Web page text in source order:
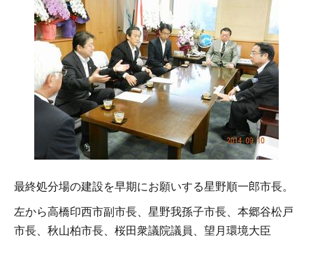
最終処分場の建設を早期にお願いする星野順一郎市長。
左から高橋印西市副市長、星野我孫子市長、本郷谷松戸
市長、秋山柏市長、桜田衆議院議員、望月環境大臣